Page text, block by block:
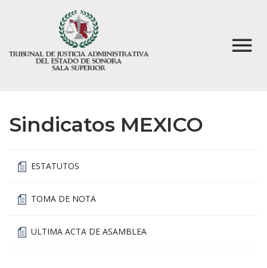
Sindicatos MEXICO
ESTATUTOS
TOMA DE NOTA
ULTIMA ACTA DE ASAMBLEA